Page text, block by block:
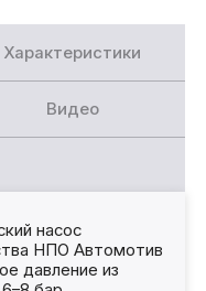
Характеристики
Видео
насос
НПО Автомотив
давление из